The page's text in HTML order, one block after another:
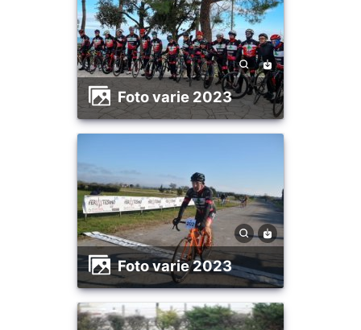
foto varie 2023
foto varie 2023